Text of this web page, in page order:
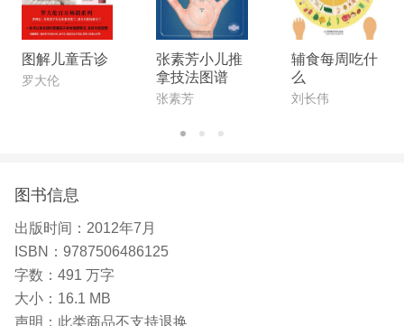
图解儿童舌诊
罗大伦
张素芳小儿推
拿技法图谱
张素芳
辅食每周吃什
么
刘长伟
图书信息
出版时间： 2012年7月
ISBN： 9787506486125
字数： 491 万字
大小： 16.1 MB
声明： 此类商品不支持退换